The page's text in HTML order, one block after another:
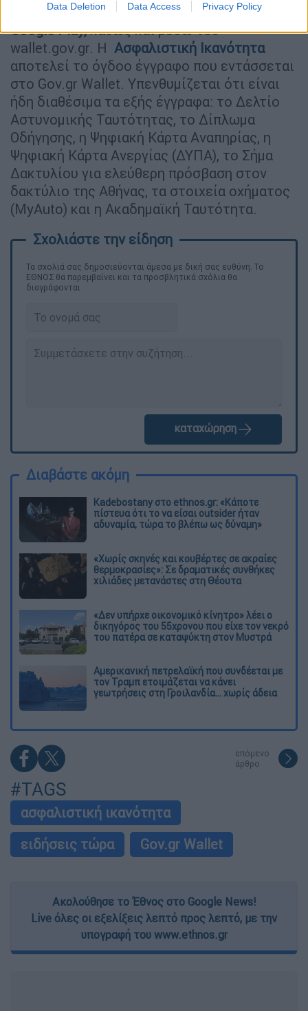
Data Deletion Data Access Privacy Policy
κινητό τους μέσω του App Store ή του
Google Play,καθώς και μέσω του
wallet.gov.gr. Η Ασφαλιστική Ικανότητα
αποτελεί το όγδοο έγγραφο που εντάσσεται
στο Gov.gr Wallet. Υπενθυμίζεται ότι είναι
ήδη διαθέσιμα τα εξής έγγραφα: το Δελτίο
Αστυνομικής Ταυτότητας, το Δίπλωμα
Οδήγησης, η Ψηφιακή Κάρτα Αναπηρίας, η
Ψηφιακή Κάρτα Ανεργίας (ΔΥΠΑ), το Σήμα
Δακτυλίου για ελεύθερη πρόσβαση στον
δακτύλιο της Αθήνας, τα στοιχεία οχήματος
(MyAuto) και η Ακαδημαϊκή Ταυτότητα.
Τα σχολιά σας δημοσιεύονται άμεσα με δική σας ευθύνη. Το
ΕΘΝΟΣ θα παρεμβαίνει και τα προσβλητικά σχόλια θα
διαγράφονται
καταχώρηση
Διαβάστε ακόμη
Kadebostany στο ethnos.gr: «Κάποτε
πίστευα ότι το να είσαι outsider ήταν
αδυναμία, τώρα το βλέπω ως δύναμη»
«Χωρίς σκηνές και κουβέρτες σε ακραίες
θερμοκρασίες»: Σε δραματικές συνθήκες
χιλιάδες μετανάστες στη Θέουτα
«Δεν υπήρχε οικονομικό κίνητρο» λέει ο
δικηγόρος του 55χρονου που είχε τον νεκρό
του πατέρα σε καταψύκτη στον Μυστρά
Αμερικανική πετρελαϊκή που συνδέεται με
τον Τραμπ ετοιμάζεται να κάνει
γεωτρήσεις στη Γροιλανδία... χωρίς άδεια
επόμενο
άρθρο
#TAGS
ασφαλιστική ικανότητα
ειδήσεις τώρα
Gov.gr Wallet
Ακολούθησε το Έθνος στο Google News!
Live όλες οι εξελίξεις λεπτό προς λεπτό, με την
υπογραφή του www.ethnos.gr